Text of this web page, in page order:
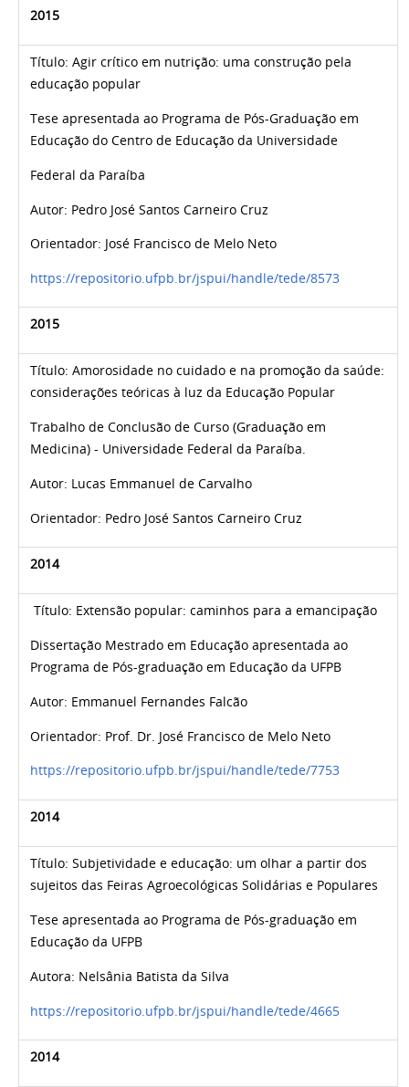
2015
Título:Agir crítico em nutrição: uma construção pela
educação popular
Tese apresentada ao Programa de Pós-Graduação em
Educação do Centro de Educação da Universidade
Federal da Paraíba
Autor: Pedro José Santos Carneiro Cruz
Orientador: José Francisco de Melo Neto
https://repositorio.ufpb.br/jspui/handle/tede/8573
2015
Título:Amorosidade no cuidado e na promoção da saúde:
considerações teóricas à luz da Educação Popular
Trabalho de Conclusão de Curso (Graduação em
Medicina) - Universidade Federal da Paraíba.
Autor: Lucas Emmanuel de Carvalho
Orientador: Pedro José Santos Carneiro Cruz
2014
Título: Extensão popular: caminhos para a emancipação
Dissertação Mestrado em Educação apresentada ao
Programa de Pós-graduação em Educação da UFPB
Autor: Emmanuel Fernandes Falcão
Orientador: Prof. Dr. José Francisco de Melo Neto
https://repositorio.ufpb.br/jspui/handle/tede/7753
2014
Título:Subjetividade e educação: um olhar a partir dos
sujeitos das Feiras Agroecológicas Solidárias e Populares
Tese apresentadaao Programa de Pós-graduação em
Educação da UFPB
Autora: Nelsânia Batista da Silva
https://repositorio.ufpb.br/jspui/handle/tede/4665
2014